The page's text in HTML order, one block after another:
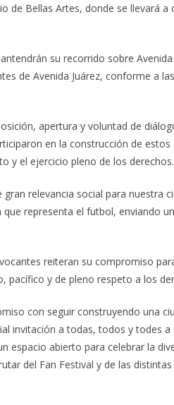
de Bellas Artes, donde se llevará a
su recorrido sobre
de Avenida Juárez, conforme a
apertura y voluntad de
en la construcción de estos
y el ejercicio pleno de los derechos.
relevancia social para nuestra
representa el futbol, enviando
reiteran su compromiso
pacífico y de pleno respeto a los
con seguir construyendo una
invitación a todas, todos y todes a
espacio abierto para celebrar la
del Fan Festival y de las